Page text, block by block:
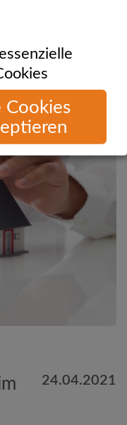
24.04.2021
Cookies